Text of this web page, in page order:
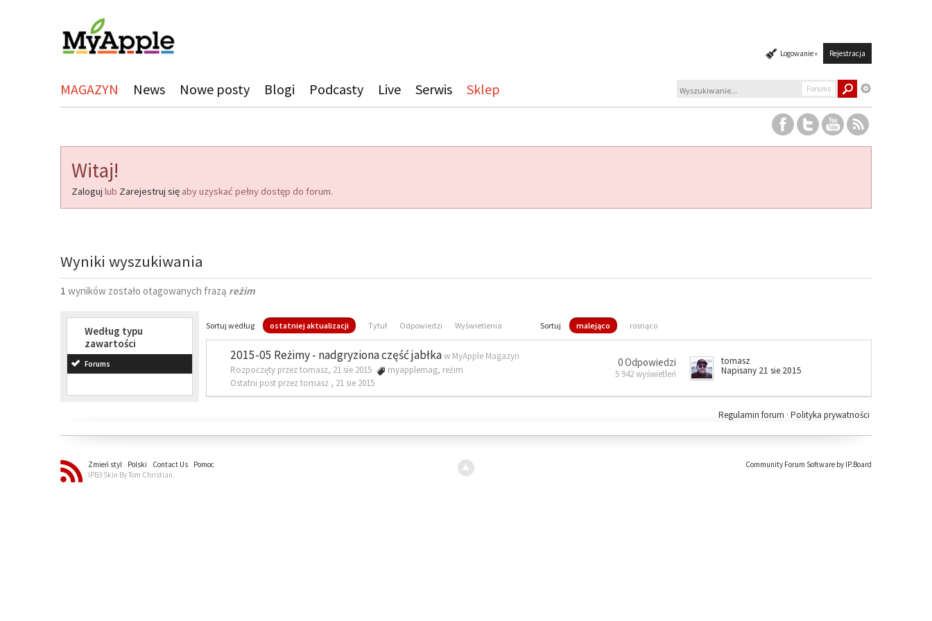
Logowanie » Rejestracja
MAGAZYN News Nowe posty Blogi Podcasty Live Serwis Sklep Forums
Witaj!
Zaloguj lub Zarejestruj się aby uzyskać pełny dostęp do forum.
Wyniki wyszukiwania
1 wyników zostało otagowanych frazą reżim
Według typu
zawartości
Forums
Sortuj według ostatniej aktualizacji Tytuł Odpowiedzi Wyświetlenia Sortuj malejąco rosnąco
2015-05 Reżimy - nadgryziona część jabłkaw MyApple Magazyn
Rozpoczęty przez tomasz, 21 sie 2015
myapplemag, reżim
Ostatni post przez tomasz , 21 sie 2015
0 Odpowiedzi
5 942 wyświetleń
tomasz
Napisany 21 sie 2015
Polityka prywatności
Regulamin forum ·
Zmień styl Polski Contact Us
Pomoc
IPB3 Skin By Tom Christian.
Community Forum Software by IP.Board